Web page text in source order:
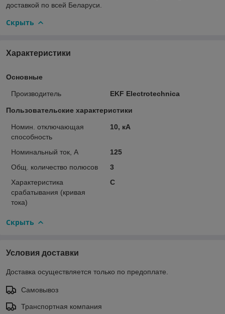
доставкой по всей Беларуси.
Скрыть
Характеристики
Основные
Производитель EKF Electrotechnica
Пользовательские характеристики
Номин. отключающая
способность
10, кА
Номинальный ток, А
125
Общ. количество полюсов
3
Характеристика
срабатывания (кривая
тока)
C
Скрыть
Условия доставки
Доставка осуществляется только по предоплате.
Самовывоз
Транспортная компания